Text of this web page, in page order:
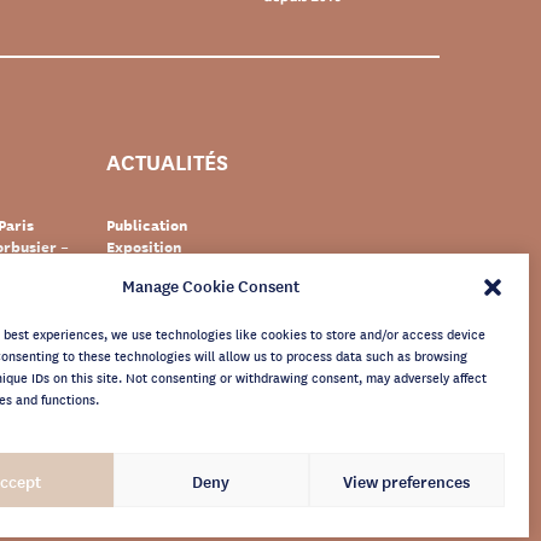
Manage Cookie Consent
best experiences, we use technologies like cookies to store and/or access device
to these technologies will allow us to process data such as browsing
IDs on this site. Not consenting or withdrawing consent, may adversely affect
and functions.
Deny View preferences
–
ACTUALITÉS
Publication
Exposition
Documentaire